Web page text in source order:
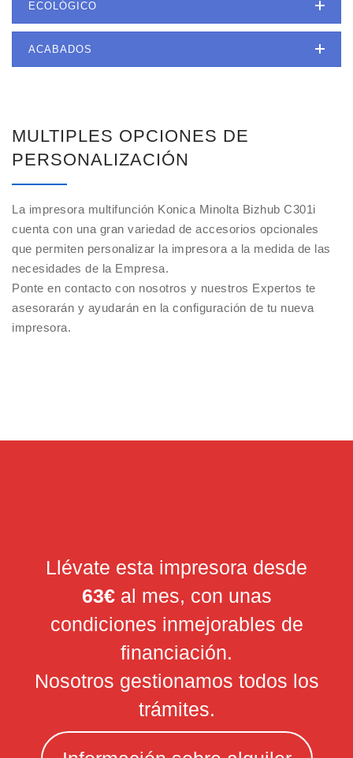
ECOLÓGICO
ACABADOS
MULTIPLES OPCIONES DE
PERSONALIZACIÓN
La impresora multifunción Konica Minolta Bizhub C301i
cuenta con una gran variedad de accesorios opcionales
que permiten personalizar la impresora a la medida de las
necesidades de la Empresa.
Ponte en contacto con nosotros y nuestros Expertos te
asesorarán y ayudarán en la configuración de tu nueva
impresora.
Llévate esta impresora desde
63€al mes, con unas
condiciones inmejorables de
financiación.
Nosotros gestionamos todos los
trámites.